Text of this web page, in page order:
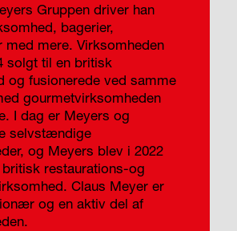
Gruppen driver han
bagerier,
med mere. Virksomheden
solgt til en britisk
og fusionerede ved samme
gourmetvirksomheden
I dag er Meyers og
selvstændige
og Meyers blev i 2022
restaurations-og
Claus Meyer er
og en aktiv del af